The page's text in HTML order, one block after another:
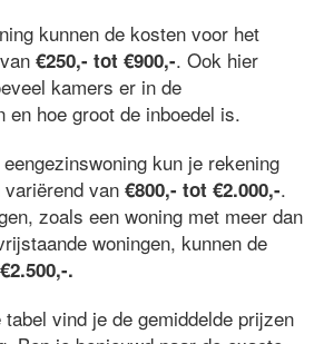
kunnen de kosten voor het
€250,- tot €900,-. Ook hier
kamers er in de
en hoe groot de inboedel is.
kun je rekening
van €800,- tot €2.000,-.
zoals een woning met meer dan
woningen, kunnen de
€2.500,-.
vind je de gemiddelde prijzen